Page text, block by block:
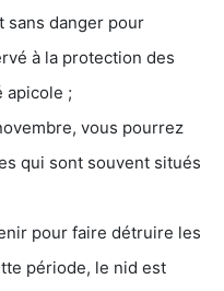
sans danger pour
à la protection des
apicole ;
vous pourrez
qui sont souvent situés
pour faire détruire les
période, le nid est